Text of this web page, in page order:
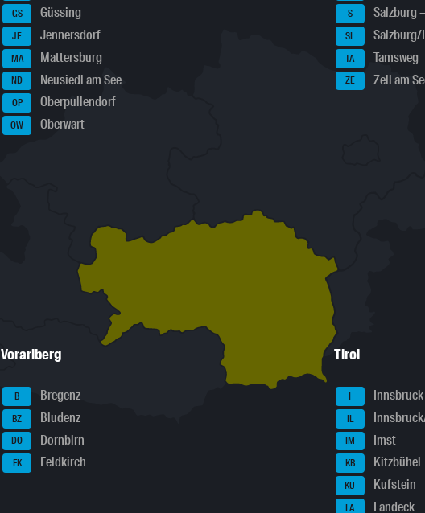
GS Güssing
JE Jennersdorf
MA Mattersburg
ND Neusiedl am See
OP Oberpullendorf
OW Oberwart
S Salzburg
SL Salzburg/
TA Tamsweg
ZE Zell am
Vorarlberg
B Bregenz
BZ Bludenz
DO Dornbirn
FK Feldkirch
Tirol
I
IL
IM Imst
KB Kitzbühel
KU Kufstein
LA Landeck